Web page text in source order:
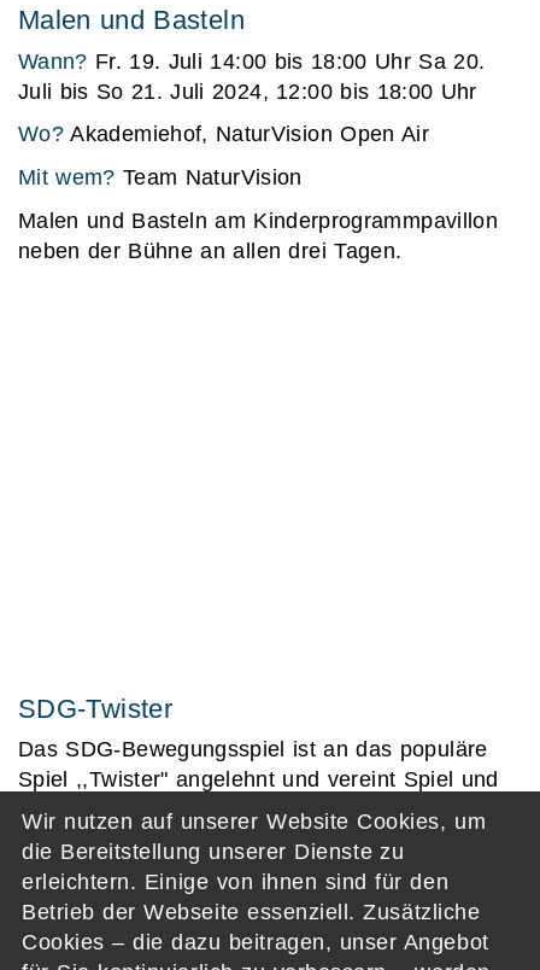
Malen und Basteln
Wann? Fr. 19. Juli 14:00 bis 18:00 Uhr Sa 20.
Juli bis So 21. Juli 2024, 12:00 bis 18:00 Uhr
Wo? Akademiehof, NaturVision Open Air
Mit wem? Team NaturVision
Malen und Basteln am Kinderprogrammpavillon
neben der Bühne an allen drei Tagen.
SDG-Twister
Das SDG-Bewegungsspiel ist an das populäre
Spiel ,,Twister" angelehnt und vereint Spiel und
Spaß und Informationen zu den Sustainable
Development Goals der UN (SDGs) in einem. In
der Mitte des Spielfelds sind alle 17 Ziele in
verschiedenen Farben zu finden. Am Rand des
Spielfelds findet man zu jedem Ziel eine konkrete
Handlungsanregung für den eigenen Alltag.
Wir nutzen auf unserer Website Cookies, um
die Bereitstellung unserer Dienste zu
erleichtern. Einige von ihnen sind für den
Betrieb der Webseite essenziell. Zusätzliche
Cookies – die dazu beitragen, unser Angebot